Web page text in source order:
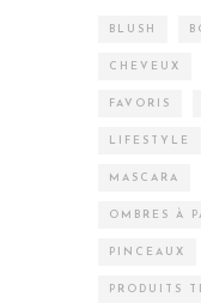
BLUSH
CHEVEUX
FAVORIS
LIFESTYLE
MASCARA
OMBRES À
PINCEAUX
PRODUITS